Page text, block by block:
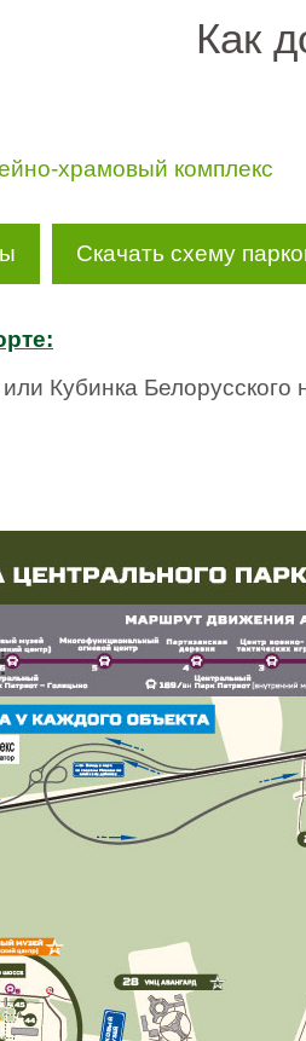
Как
храмовый комплекс
Скачать схему
Кубинка